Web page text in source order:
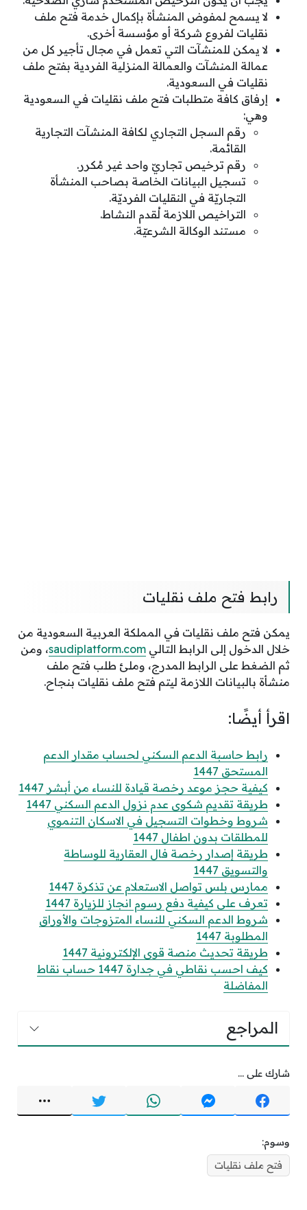
لا يسمح لمفوض المنشأة بإكمال خدمة فتح ملف
نقليات لفروع شركة أو مؤسسة أخرى.
لا يمكن للمنشآت التي تعمل في مجال تأجير كل من
عمالة المنشآت والعمالة المنزلية الفردية بفتح ملف
نقليات في السعودية.
إرفاق كافة متطلبات فتح ملف نقليات في السعودية
وهي:
رقم السجل التجاري لكافة المنشآت التجارية
القائمة.
رقم ترخيص تجاريّ واحد غير مُكرر.
تسجيل البيانات الخاصة بصاحب المنشأة
التجاريّة في النقليات الفرديّة.
التراخيص اللازمة لُقدم النشاط.
مستند الوكالة الشرعيّة.
رابط فتح ملف نقليات
يمكن فتح ملف نقليات في المملكة العربية السعودية من
خلال الدخول إلى الرابط التالي saudiplatform.com، ومن
ثم الضغط على الرابط المدرج، وملئ طلب فتح ملف
منشأة بالبيانات اللازمة ليتم فتح ملف نقليات بنجاح.
اقرأ أيضًا:
رابط حاسبة الدعم السكني لحساب مقدار الدعم
المستحق 1447
كيفية حجز موعد رخصة قيادة للنساء من أبشر 1447
طريقة تقديم شكوى عدم نزول الدعم السكني 1447
شروط وخطوات التسجيل في الاسكان التنموي
للمطلقات بدون اطفال 1447
طريقة إصدار رخصة فال العقارية للوساطة
والتسويق 1447
ممارس بلس تواصل الاستعلام عن تذكرة 1447
تعرف على كيفية دفع رسوم انجاز للزيارة 1447
شروط الدعم السكني للنساء المتزوجات والأوراق
المطلوبة 1447
طريقة تحديث منصة قوى الإلكترونية 1447
كيف احسب نقاطي في جدارة 1447 حساب نقاط
المفاضلة
المراجع
شارك على ...
وسوم:
فتح ملف نقليات